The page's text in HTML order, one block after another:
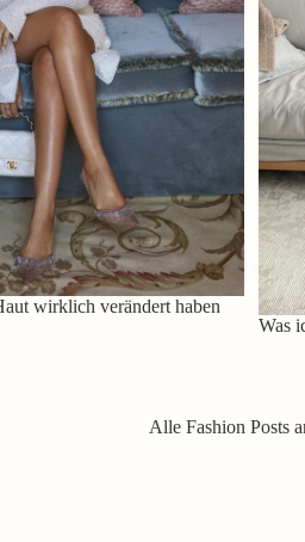
wirklich verändert haben
Was
Alle Fashion Posts